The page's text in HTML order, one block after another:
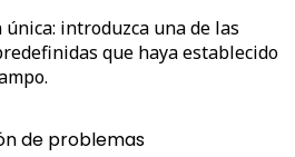
única: introduzca una de las
que haya establecido
de problemas